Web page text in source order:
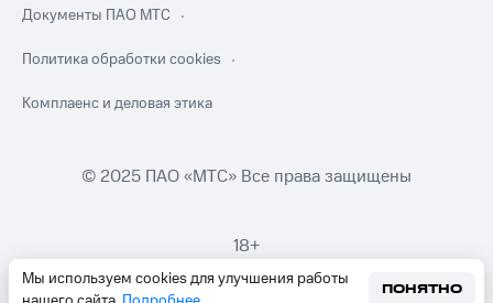
Мы используем cookies для улучшения работы
ПОНЯТНО
Документы ПАО МТС
Политика обработки cookies
Комплаенс и деловая этика
© 2025 ПАО «МТС» Все права защищены
18+